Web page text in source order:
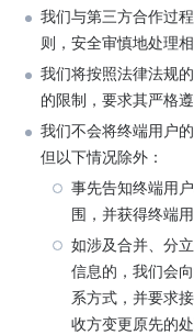
我们与第三方合作过
则，安全审慎地处理相
我们将按照法律法规
的限制，要求其严格
我们不会将终端用户
但以下情况除外：
事先告知终端用
围，并获得终端
如涉及合并、分
信息的，我们会
系方式，并要求
收方变更原先的